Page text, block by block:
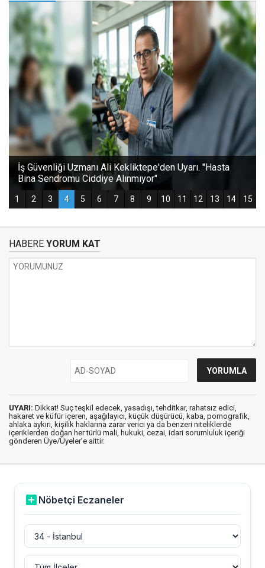
HABERE YORUM KAT
UYARI: Dikkat! Suç teşkil edecek, yasadışı, tehditkar, rahatsız edici,
hakaret ve küfür içeren, aşağılayıcı, küçük düşürücü, kaba, pornografik,
ahlaka aykırı, kişilik haklarına zarar verici ya da benzeri niteliklerde
içeriklerden doğan her türlü mali, hukuki, cezai, idari sorumluluk içeriği
gönderen Üye/Üyeler’e aittir.